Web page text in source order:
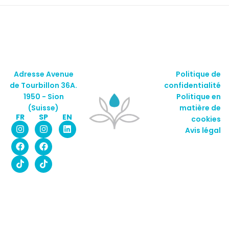
Adresse Avenue
de Tourbillon 36A.
1950 - Sion
(Suisse)
FR
SP EN
Politique de
confidentialité
Politique en
matière de
cookies
Avis légal